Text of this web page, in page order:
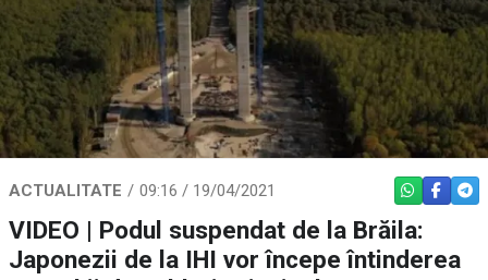
ACTUALITATE 09:16 / 19/04/2021 WHATSAPP
VIDEO | Podul suspendat de la Brăila:
Japonezii de la IHI vor începe întinderea